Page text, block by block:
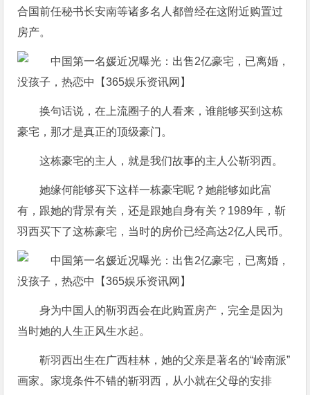
合国前任秘书长安南等诸多名人都曾经在这附近购置过
房产。
换句话说，在上流圈子的人看来，谁能够买到这栋
豪宅，那才是真正的顶级豪门。
这栋豪宅的主人，就是我们故事的主人公靳羽西。
她缘何能够买下这样一栋豪宅呢？她能够如此富
有，跟她的背景有关，还是跟她自身有关？1989年，靳
羽西买下了这栋豪宅，当时的房价已经高达2亿人民币。
身为中国人的靳羽西会在此购置房产，完全是因为
当时她的人生正风生水起。
靳羽西出生在广西桂林，她的父亲是著名的“岭南派”
画家。家境条件不错的靳羽西，从小就在父母的安排